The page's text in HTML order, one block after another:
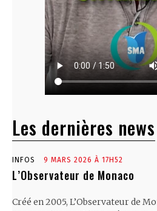
Les dernières news
INFOS 9 MARS 2026 À 17H52
L’Observateur de Monaco
Créé en 2005, L’Observateur de